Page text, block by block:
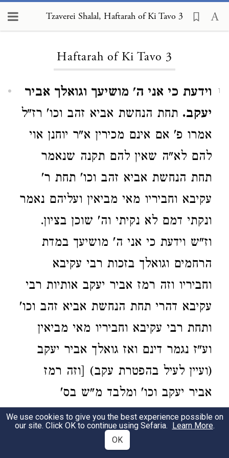
Tzaverei Shalal, Haftarah of Ki Tavo 3
Haftarah of Ki Tavo 3
1
וידעת כי אני ה' מושיעך וגואלך אביר
יעקב. תחת הנחשת אביא זהב וכו' רז"ל
אמרו פ' אם אינם מכירין א"ר יוחנן אוי
להם לא"ה שאין להם תקנה שנאמר
תחת הנחשת אביא זהב וכו' תחת ר'
עקיבא וחביריו מאי מביאין ועליהם נאמר
ונקתי דמם לא נקיתי וה' שוכן בציון.
וז"ש וידעת כי אני ה' מושיעך במדת
הרחמים וגואלך בזכות רבי עקיבא
וחביריו וזה רמז אביר יעקב אותיות רבי
עקיבא דהרי תחת הנחשת אביא זהב וכו'
ותחת רבי עקיבא וחביריו מאי מביאין
וע"ז נגמר דינם ואז גואלך אביר יעקב
(ועיין לעיל בהפטרת עקב) [וזה רמז
אביר יעקב וכו' ומלבד מ"ש בס'
הגלגולים כ"י פ' מ"א בהתיחסות יעקב
אע"ה ראיתי בכתבי הרמ"ז ז"ל שכתב
We use cookies to give you the best experience possible on
our site. Click OK to continue using Sefaria. Learn More.
OK